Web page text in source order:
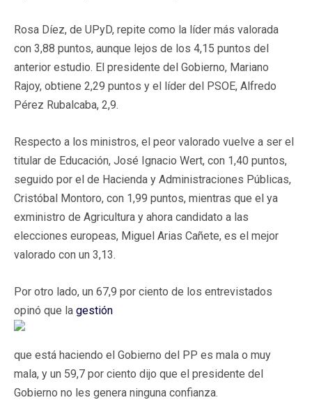
Rosa Díez, de UPyD, repite como la líder más valorada
con 3,88 puntos, aunque lejos de los 4,15 puntos del
anterior estudio. El presidente del Gobierno, Mariano
Rajoy, obtiene 2,29 puntos y el líder del PSOE, Alfredo
Pérez Rubalcaba, 2,9.
Respecto a los ministros, el peor valorado vuelve a ser el
titular de Educación, José Ignacio Wert, con 1,40 puntos,
seguido por el de Hacienda y Administraciones Públicas,
Cristóbal Montoro, con 1,99 puntos, mientras que el ya
exministro de Agricultura y ahora candidato a las
elecciones europeas, Miguel Arias Cañete, es el mejor
valorado con un 3,13.
Por otro lado, un 67,9 por ciento de los entrevistados
opinó que la gestión
que está haciendo el Gobierno del PP es mala o muy
mala, y un 59,7 por ciento dijo que el presidente del
Gobierno no les genera ninguna confianza.